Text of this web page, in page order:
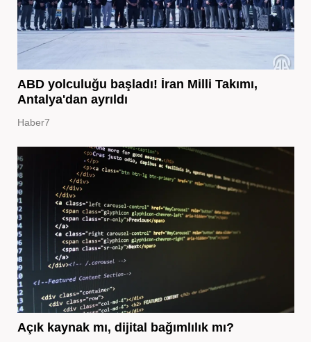
ABD yolculuğu başladı! İran Milli Takımı,
Antalya'dan ayrıldı
Haber7
Açık kaynak mı, dijital bağımlılık mı?